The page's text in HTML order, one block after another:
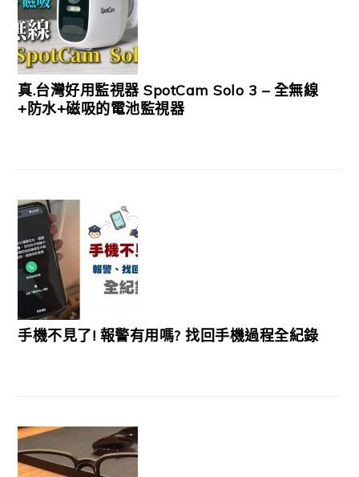
真.台灣好用監視器 SpotCam Solo 3 – 全無線
+防水+磁吸的電池監視器
手機不見了! 報警有用嗎? 找回手機過程全紀錄